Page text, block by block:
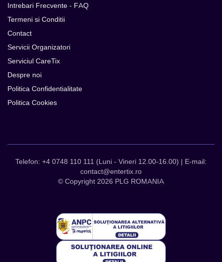
Intrebari Frecvente - FAQ
Termeni si Conditii
Contact
Servicii Organizatori
Serviciul CareTix
Despre noi
Politica Confidentialitate
Politica Cookies
Telefon: +4 0748 110 111 (Luni - Vineri 12.00-16.00) | E-mail:
contact@entertix.ro
© Copyright 2026 PLG ROMANIA